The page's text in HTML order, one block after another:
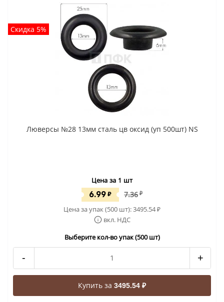
Скидка 5%
Люверсы №28 13мм сталь цв оксид (уп 500шт) NS
Цена за 1 шт
6.99₽ 7.36 ₽
Цена за упак (500 шт):3495.54₽
вкл. НДС
Выберите кол-во упак (500 шт)
- +
Купить за 3495.54 ₽